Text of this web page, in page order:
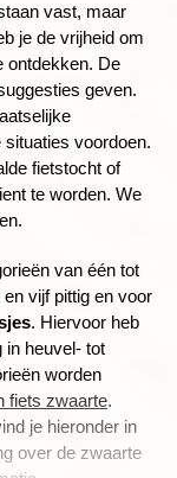
vast, maar
je de vrijheid om
ontdekken. De
geven.
voordoen.
fietstocht of
te worden. We
van één tot
vijf pittig en voor
. Hiervoor heb
in heuvel- tot
worden
fiets zwaarte.
je hieronder in
over de zwaarte